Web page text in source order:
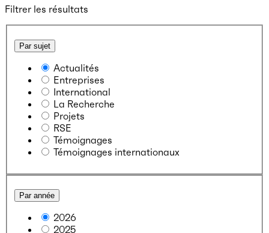
Filtrer les résultats
Par sujet
Actualités
Entreprises
International
La Recherche
Projets
RSE
Témoignages
Témoignages internationaux
Par année
2026
2025